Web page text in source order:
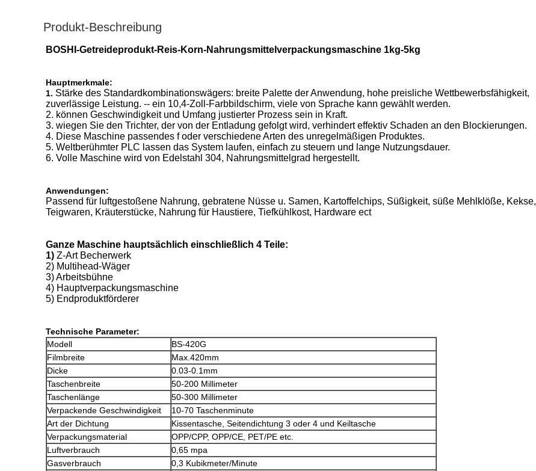
Hinterlass eine Nachricht
Wir rufen Sie bald zurück!
Produkt-Beschreibung
BOSHI-Getreideprodukt-Reis-Korn-Nahrungsmittelverpackungsmaschine 1kg-5kg
Hauptmerkmale:
1. Stärke des Standardkombinationswägers: breite Palette der Anwendung, hohe preisliche Wettbewerbsfähigkeit,
zuverlässige Leistung. -- ein 10,4-Zoll-Farbbildschirm, viele von Sprache kann gewählt werden.
2. können Geschwindigkeit und Umfang justierter Prozess sein in Kraft.
3. wiegen Sie den Trichter, der von der Entladung gefolgt wird, verhindert effektiv Schaden an den Blockierungen.
4. Diese Maschine passendes f oder verschiedene Arten des unregelmäßigen Produktes.
5. Weltberühmter PLC lassen das System laufen, einfach zu steuern und lange Nutzungsdauer.
6. Volle Maschine wird von Edelstahl 304, Nahrungsmittelgrad hergestellt.
Anwendungen:
Passend für luftgestoßene Nahrung, gebratene Nüsse u. Samen, Kartoffelchips, Süßigkeit, süße Mehlklöße, Kekse,
Teigwaren, Kräuterstücke, Nahrung für Haustiere, Tiefkühlkost, Hardware ect
Ganze Maschine hauptsächlich einschließlich 4 Teile:
1) Z-Art Becherwerk
2) Multihead-Wäger
3) Arbeitsbühne
4) Hauptverpackungsmaschine
5) Endproduktförderer
Technische Parameter:
Modell
BS-420G
Filmbreite
Max.420mm
Dicke
0.03-0.1mm
Taschenbreite
50-200 Millimeter
Taschenlänge
50-300 Millimeter
Verpackende Geschwindigkeit
10-70 Taschenminute
Art der Dichtung
Kissentasche, Seitendichtung 3 oder 4 und Keiltasche
Verpackungsmaterial
OPP/CPP, OPP/CE, PET/PE etc.
Luftverbrauch
0,65 mpa
Gasverbrauch
0,3 Kubikmeter/Minute